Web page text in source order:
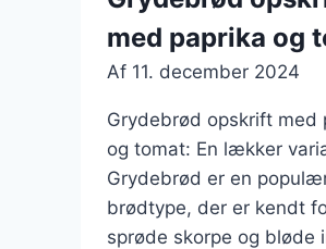
med paprika og
Af 11. december 2024
Grydebrød opskrift med
og tomat: En lækker
Grydebrød er en
brødtype, der er kendt
sprøde skorpe og bløde